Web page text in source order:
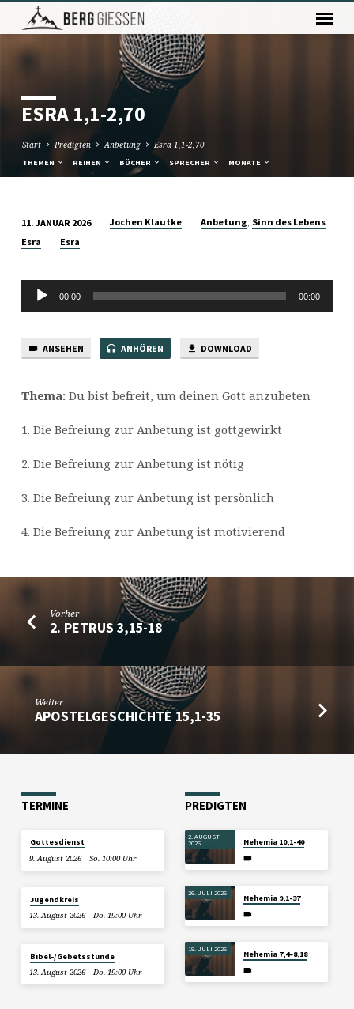
ESRA 1,1-2,70
Start Predigten Anbetung Esra 1,1-2,70
THEMEN REIHEN BÜCHER SPRECHER MONATE
ESRA
2,70
11. JANUAR 2026 Jochen Klautke Anbetung, Sinn des Lebens
Esra
Esra
Audio-
Player
00:00 00:00
ANSEHEN ANHÖREN DOWNLOAD
Thema:Du bist befreit, um deinen Gott anzubeten
1. Die Befreiung zur Anbetung ist gottgewirkt
2. Die Befreiung zur Anbetung ist nötig
3. Die Befreiung zur Anbetung ist persönlich
4. Die Befreiung zur Anbetung ist motivierend
Vorher
2. PETRUS 3,15-18
Weiter
APOSTELGESCHICHTE 15,1-35
TERMINE
Gottesdienst
9. August 2026
So. 10:00 Uhr
Jugendkreis
13. August 2026
Do. 19:00 Uhr
Bibel-/Gebetsstunde
13. August 2026
Do. 19:00 Uhr
PREDIGTEN
2. AUGUST
2026 Nehemia 10,1-40
26. JULI 2026
Nehemia 9,1-37
19. JULI 2026
Nehemia 7,4–8,18